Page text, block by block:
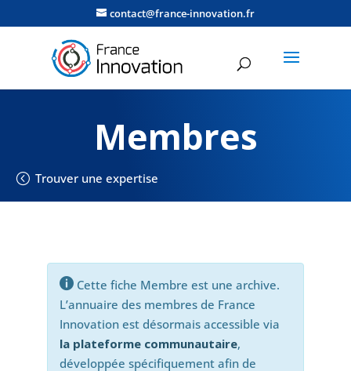
contact@france-innovation.fr
Membres
Trouver une expertise
Cette fiche Membre est une archive.
L’annuaire des membres de France
Innovation est désormais accessible via
la plateforme communautaire,
développée spécifiquement afin de